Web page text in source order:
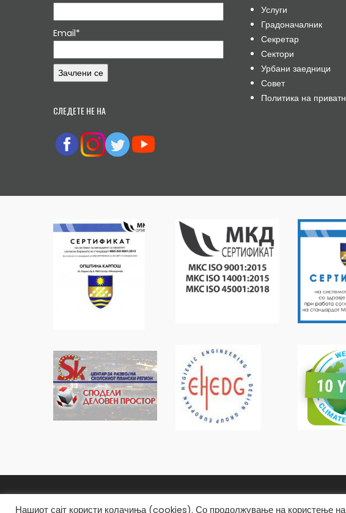
Email*
СЛЕДЕТЕ НЕ НА
Услуги
Градоначалник
Секретар
Сектори
Урбани заедници
Совет
Политика на
Општина Карпош Copyright © 2019
Нашиот сајт користи колачиња (cookies). Со продолжување на користење на